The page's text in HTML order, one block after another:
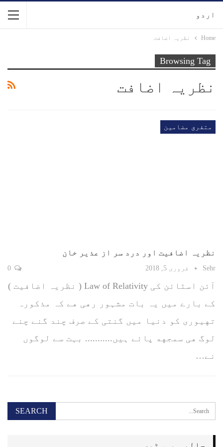
اردو
Home نظریہ اضافت
Browsing Tag
نظریہ اضافت
متفرق مضامین
نظریہ اضافیت اور درد سر از عذیر خان
Sehr فروری 5, 2018
آئن اسٹائن کی Law of Relativity ( نظریہ اضافیت )
کے بارے میں یہ بات مشہور رهی هے کہ مذکورہ
تهیوری کو دنیا میں گنتی کے صرف چند گنے چنے
لوگ هی سمجهه پائے ہیں........... بہت سے لوگوں
نے…